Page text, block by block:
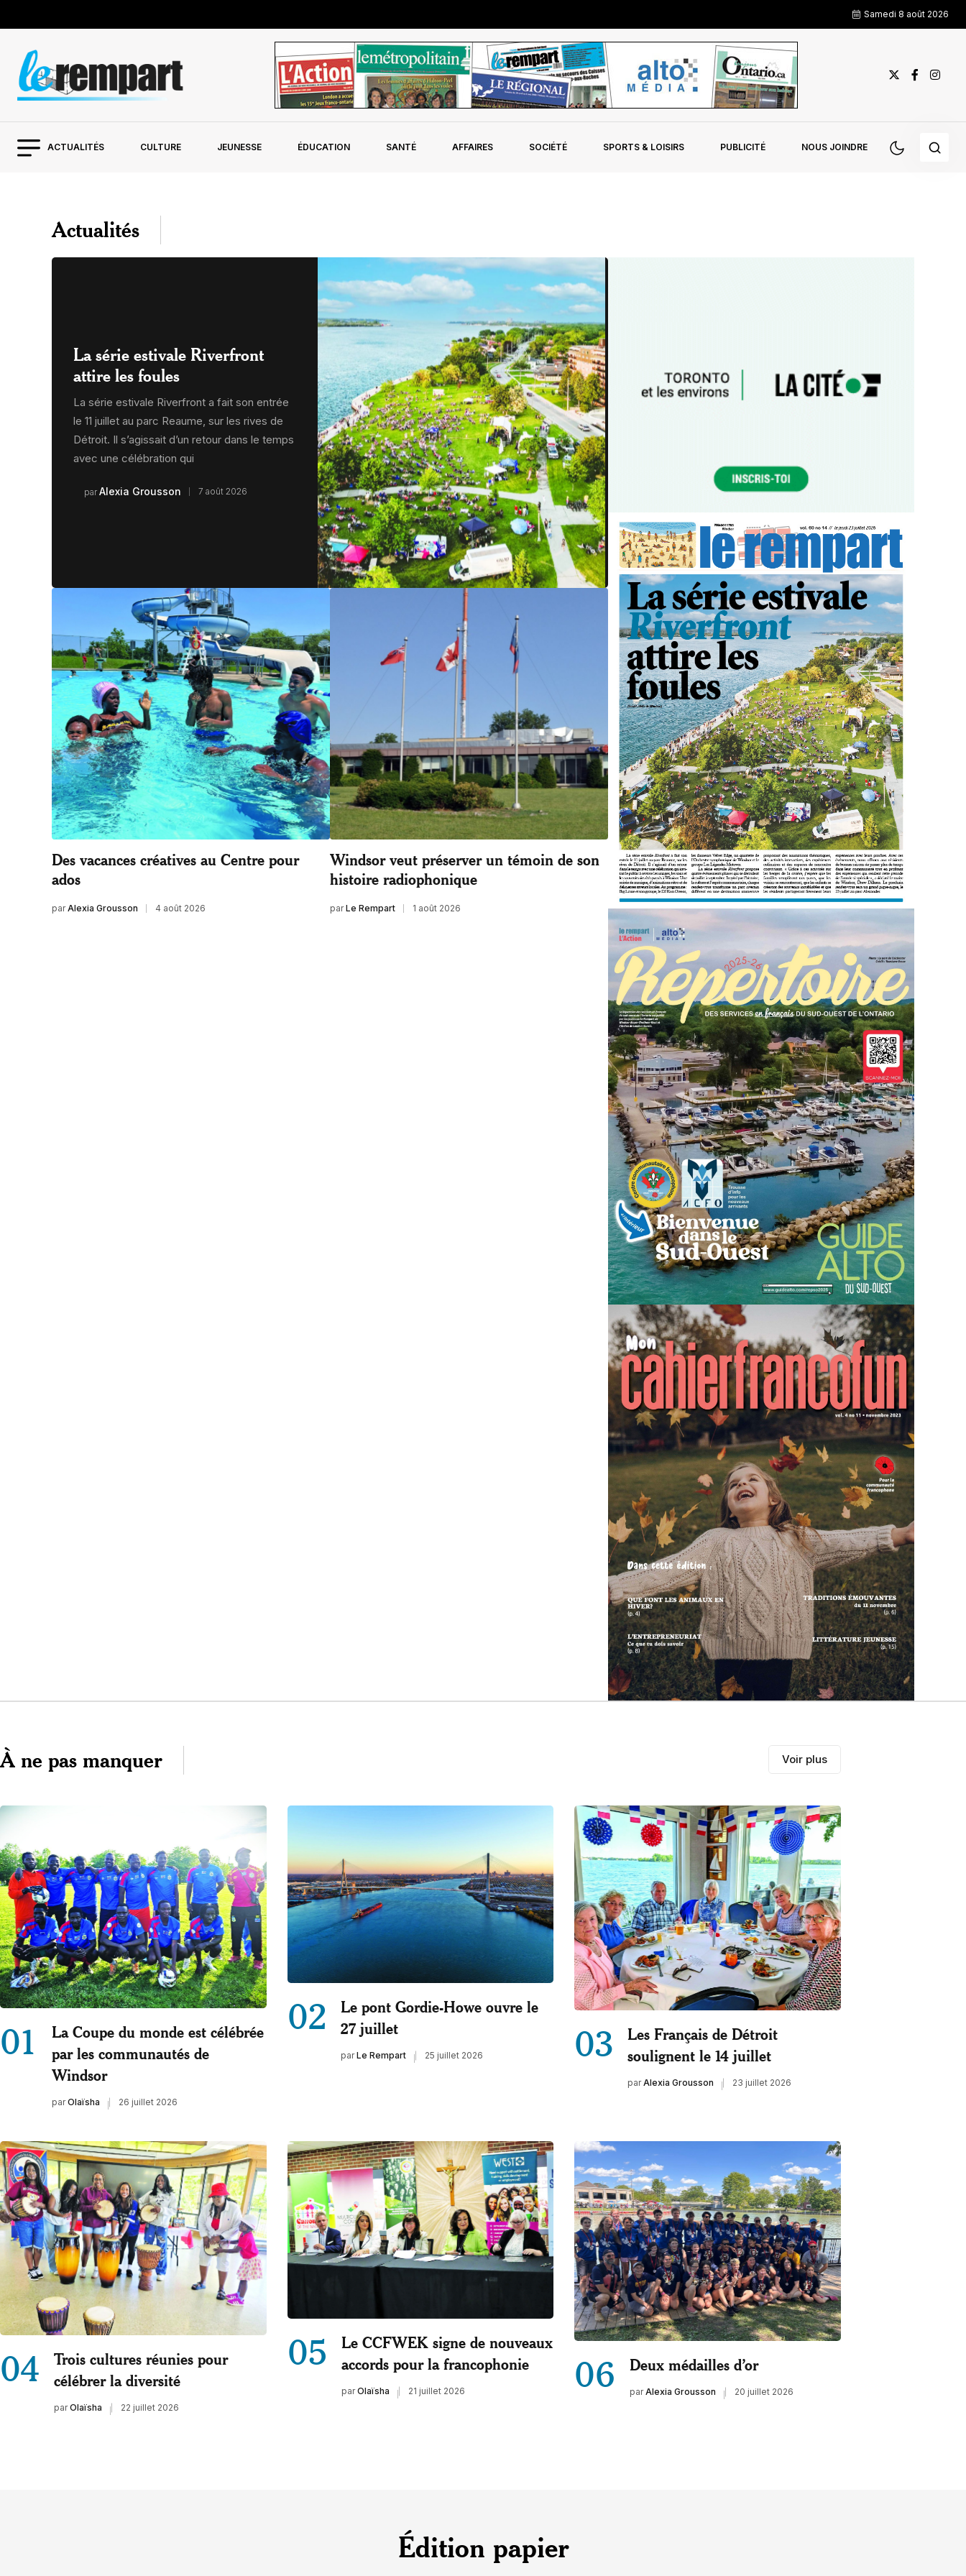
Samedi 8 août 2026
ACTUALITÉS CULTURE JEUNESSE ÉDUCATION SANTÉ AFFAIRES SOCIÉTÉ SPORTS & LOISIRS PUBLICITÉ NOUS JOINDRE
Actualités
La série estivale Riverfront
attire les foules
La série estivale Riverfront a fait son entrée
le 11 juillet au parc Reaume, sur les rives de
Détroit. Il s’agissait d’un retour dans le temps
avec une célébration qui
par Alexia Grousson 7 août 2026
Des vacances créatives au Centre pour
ados
par Alexia Grousson 4 août 2026
Windsor veut préserver un témoin de son
histoire radiophonique
par Le Rempart 1 août 2026
À ne pas manquer Voir plus
01
La Coupe du monde est célébrée
par les communautés de
Windsor
par Olaïsha 26 juillet 2026
02
Le pont Gordie-Howe ouvre le
27 juillet
par Le Rempart 25 juillet 2026 03
Les Français de Détroit
soulignent le 14 juillet
par Alexia Grousson 23 juillet 2026
04
Trois cultures réunies pour
célébrer la diversité
par Olaïsha 22 juillet 2026
05
Le CCFWEK signe de nouveaux
accords pour la francophonie
par Olaïsha 21 juillet 2026 06 Deux médailles d’or
par Alexia Grousson 20 juillet 2026
Édition papier